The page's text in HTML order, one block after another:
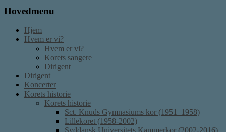
Hovedmenu
Hjem
Hvem er vi?
Hvem er vi?
Korets sangere
Dirigent
Dirigent
Koncerter
Korets historie
Korets historie
Sct. Knuds Gymnasiums kor (1951–1958)
Lillekoret (1958-2002)